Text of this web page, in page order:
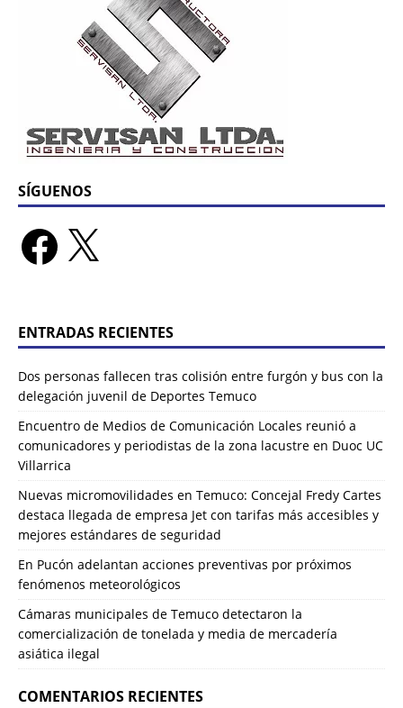
SÍGUENOS
ENTRADAS RECIENTES
Dos personas fallecen tras colisión entre furgón y bus con la
delegación juvenil de Deportes Temuco
Encuentro de Medios de Comunicación Locales reunió a
comunicadores y periodistas de la zona lacustre en Duoc UC
Villarrica
Nuevas micromovilidades en Temuco: Concejal Fredy Cartes
destaca llegada de empresa Jet con tarifas más accesibles y
mejores estándares de seguridad
En Pucón adelantan acciones preventivas por próximos
fenómenos meteorológicos
Cámaras municipales de Temuco detectaron la
comercialización de tonelada y media de mercadería
asiática ilegal
COMENTARIOS RECIENTES